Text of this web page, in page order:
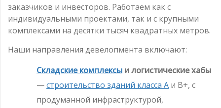
заказчиков и инвесторов. Работаем как с
индивидуальными проектами, так и с крупными
комплексами на десятки тысяч квадратных метров.
Наши направления девелопмента включают:
Складские комплексы и логистические хабы
—строительство зданий класса А и B+, с
продуманной инфраструктурой,